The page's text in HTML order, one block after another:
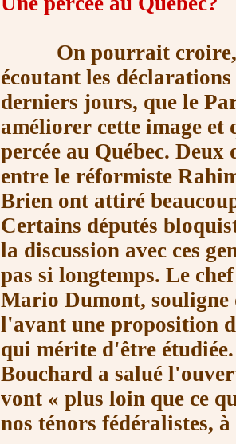
On pourrait croire,
écoutant les
derniers jours, que le
améliorer cette image et
percée au Québec. Deux
entre le réformiste
Brien ont attiré
Certains députés
la discussion avec ces
pas si longtemps. Le
Mario Dumont, souligne
l'avant une proposition
qui mérite d'être
Bouchard a salué
vont « plus loin que ce
nos ténors fédéralistes,